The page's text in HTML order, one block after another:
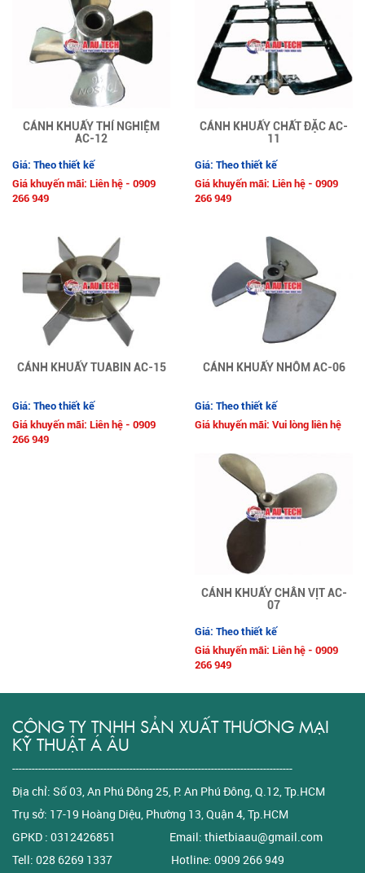
CÁNH KHUẤY THÍ NGHIỆM
AC-12
Giá: Theo thiết kế
Giá khuyến mãi: Liên hệ - 0909
266 949
CÁNH KHUẤY CHẤT ĐẶC AC-
11
Giá: Theo thiết kế
Giá khuyến mãi: Liên hệ - 0909
266 949
CÁNH KHUẤY TUABIN AC-15
Giá: Theo thiết kế
Giá khuyến mãi: Liên hệ - 0909
266 949
CÁNH KHUẤY NHÔM AC-06
Giá: Theo thiết kế
Giá khuyến mãi: Vui lòng liên hệ
CÁNH KHUẤY CHÂN VỊT AC-
07
Giá: Theo thiết kế
Giá khuyến mãi: Liên hệ - 0909
266 949
CÔNG TY TNHH SẢN XUẤT THƯƠNG MẠI
KỸ THUẬT Á ÂU
--------------------------------------------------------------------------------------
Địa chỉ: Số 03, An Phú Đông 25, P. An Phú Đông, Q.12, Tp.HCM
Trụ sở: 17-19 Hoàng Diệu, Phường 13, Quận 4, Tp.HCM
GPKD : 0312426851 Email: thietbiaau@gmail.com
Tell: 028 6269 1337 Hotline: 0909 266 949